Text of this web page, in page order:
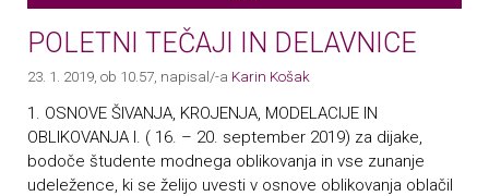
POLETNI TEČAJI IN DELAVNICE
23. 1. 2019, ob 10.57 , napisal/-a Karin Košak
1. OSNOVE ŠIVANJA, KROJENJA, MODELACIJE IN
OBLIKOVANJA I. ( 16. – 20. september 2019) za dijake,
bodoče študente modnega oblikovanja in vse zunanje
udeležence, ki se želijo uvesti v osnove oblikovanja oblačil